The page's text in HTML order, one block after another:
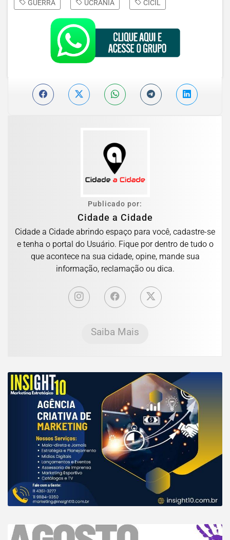
GUERRA UCRÃNIA CICIL
Publicado por:
Cidade a Cidade
Cidade a Cidade abrindo espaço para você, cadastre-se
e tenha o portal do Usuário. Fique por dentro de tudo o
que acontece na sua cidade, opine, mande sua
informação, reclamação ou dica.
Saiba Mais